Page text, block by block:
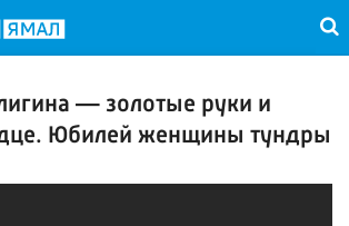
— золотые руки и
Юбилей женщины тундры